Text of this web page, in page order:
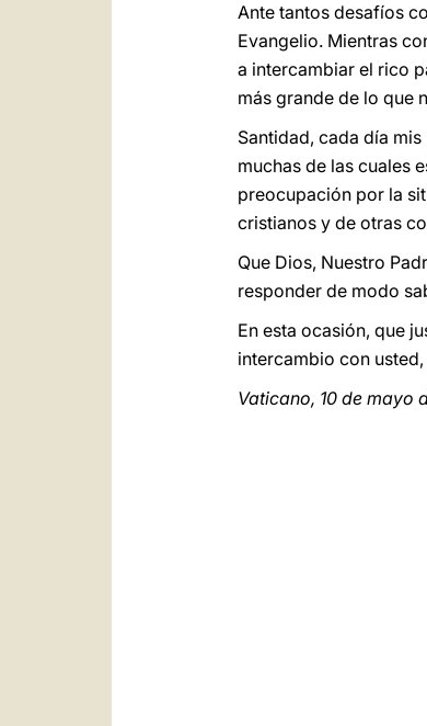
Ante tantos desafíos
Evangelio. Mientras
a intercambiar el rico
más grande de lo que
Santidad, cada día
muchas de las cuales
preocupación por la
cristianos y de otras
Que Dios, Nuestro
responder de modo
En esta ocasión, que
intercambio con
Vaticano, 10 de mayo